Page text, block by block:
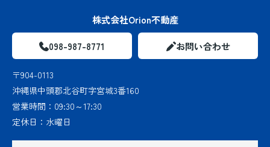
株式会社Orion不動産
098-987-8771 お問い合わせ
〒904-0113
沖縄県中頭郡北谷町字宮城3番160
営業時間： 09:30～17:30
定休日： 水曜日